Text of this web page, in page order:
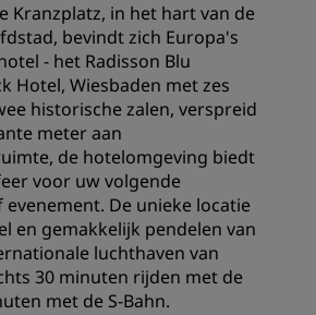
Kranzplatz, in het hart van de
bevindt zich Europa's
- het Radisson Blu
Hotel, Wiesbaden met zes
historische zalen, verspreid
meter aan
de hotelomgeving biedt
voor uw volgende
De unieke locatie
en gemakkelijk pendelen van
luchthaven van
30 minuten rijden met de
met de S-Bahn.